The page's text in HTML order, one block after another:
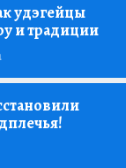
удэгейцы
и традиции